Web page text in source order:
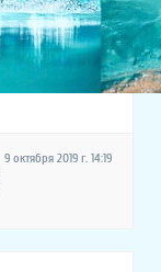
9 октября 2019 г. 14:19